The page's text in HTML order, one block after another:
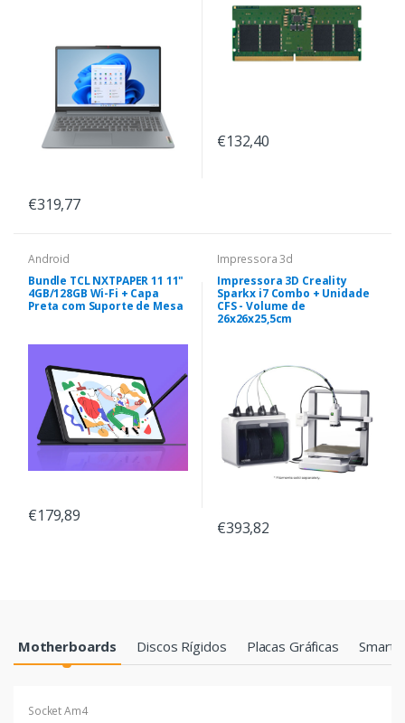
€319,77
€132,40
Android
Bundle TCL NXTPAPER 11 11"
4GB/128GB Wi-Fi + Capa
Preta com Suporte de Mesa
€179,89
Impressora 3d
Impressora 3D Creality
Sparkx i7 Combo + Unidade
CFS - Volume de
26x26x25,5cm
€393,82
Products Grid
Motherboards Discos Rígidos Placas Gráficas
Socket Am4